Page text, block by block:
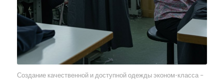
Создание качественной и доступной одежды эконом-класса –